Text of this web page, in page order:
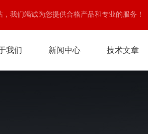
我们竭诚为您提供合格产品和专业的服务！
我们 新闻中心 技术文章